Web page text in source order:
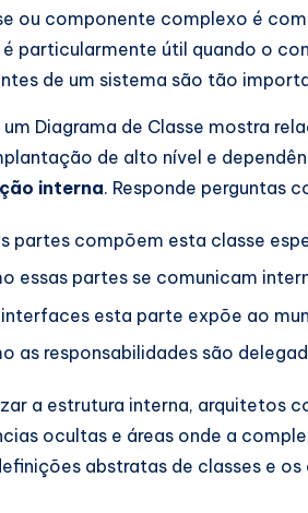
ou componente complexo é
é particularmente útil quando o
de um sistema são tão
um Diagrama de Classe mostra
de alto nível e
interna. Responde perguntas
partes compõem esta classe
essas partes se comunicam
interfaces esta parte expõe ao
as responsabilidades são
a estrutura interna, arquitetos
ocultas e áreas onde a
abstratas de classes e